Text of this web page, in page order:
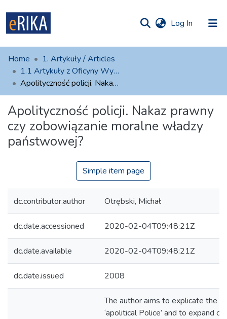
Log In (current)
UAFM
Information
For authors
Help
Contact
Home
1. Artykuły / Articles
1.1 Artykuły z Oficyny Wydawniczej AFM
Apolityczność policji. Nakaz prawny czy zobowiązanie moralne władzy państwowej?
Apolityczność policji. Nakaz prawny
czy zobowiązanie moralne władzy
państwowej?
Simple item page
dc.contributor.author Otrębski, Michał
dc.date.accessioned 2020-02-04T09:48:21Z
dc.date.available 2020-02-04T09:48:21Z
dc.date.issued 2008
The author aims to explicate the
‘apolitical Police’ and to expand